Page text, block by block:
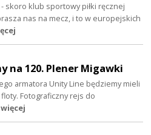
- skoro klub sportowy piłki ręcznej
nas na mecz, i to w europejskich
na 120. Plener Migawki
armatora Unity Line będziemy mieli
Fotograficzny rejs do